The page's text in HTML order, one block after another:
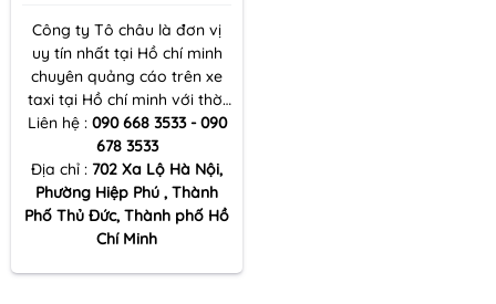
Công ty Tô châu là đơn vị
uy tín nhất tại Hồ chí minh
chuyên quảng cáo trên xe
taxi tại Hồ chí minh với thời
gian nhanh chóng, đội ngũ
nhân viên công ty tô châu
vô cùng chuyên nghiệp chắc
chắn sẽ làm quý khách
hàng hài lòng
Liên hệ : 090 668 3533 - 090
678 3533
Địa chỉ : 702 Xa Lộ Hà Nội,
Phường Hiệp Phú , Thành
Phố Thủ Đức, Thành phố Hồ
Chí Minh